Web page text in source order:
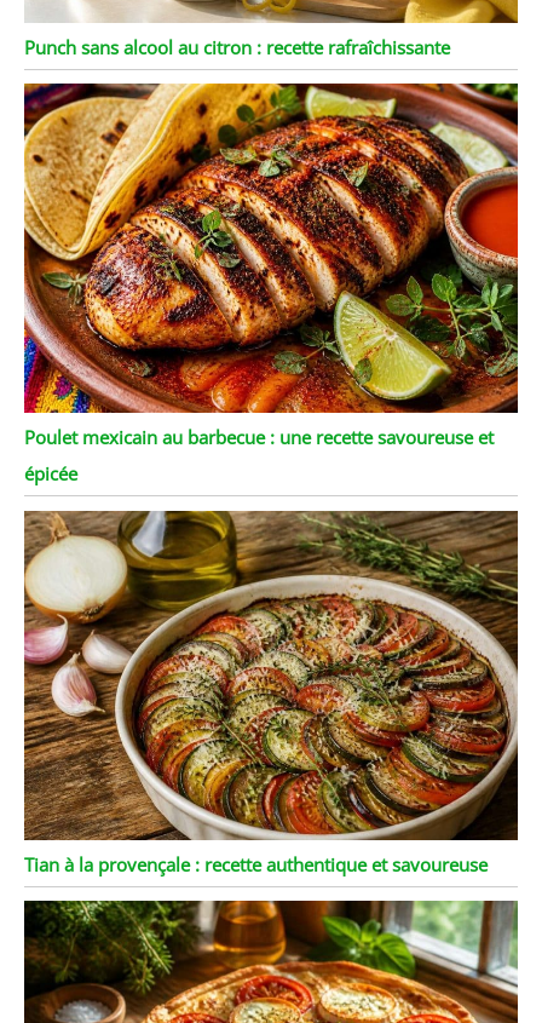
Punch sans alcool au citron : recette rafraîchissante
Poulet mexicain au barbecue : une recette savoureuse et
épicée
Tian à la provençale : recette authentique et savoureuse